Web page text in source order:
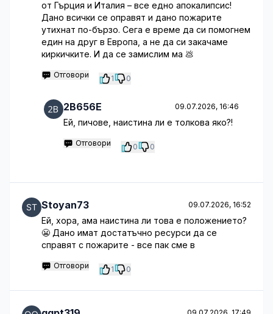
от Гърция и Италия – все едно апокалипсис!
Дано всички се оправят и дано пожарите
утихнат по-бързо. Сега е време да си помогнем
един на друг в Европа, а не да си закачаме
киркичките. И да се замислим ма 💩
Отговори 1 0
2B656E 09.07.2026, 16:46
Ей, пичове, наистина ли е толкова яко?!
Отговори 0 0
Stoyan73 09.07.2026, 16:52
Ей, хора, ама наистина ли това е положението?
😬 Дано имат достатъчно ресурси да се
справят с пожарите - все пак сме в
Отговори 1 0